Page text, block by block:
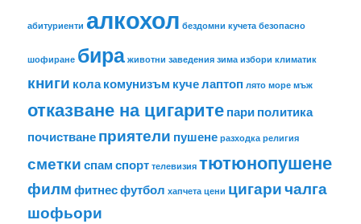
абитуриенти алкохол бездомни кучета безопасно
шофиране бира животни заведения зима избори климатик
книги колакомунизъм кучелаптоп лято море мъж
отказване на цигаритепариполитика
почистванеприятели пушене разходка религия
сметкиспамспорт телевизия тютюнопушене
филмфитнесфутбол хапчета цени цигаричалга
шофьори